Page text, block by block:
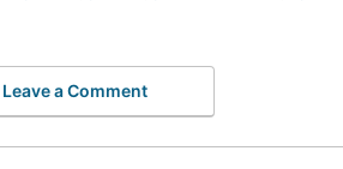
Leave a Comment